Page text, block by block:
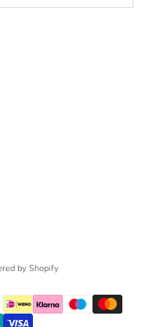
by Shopify